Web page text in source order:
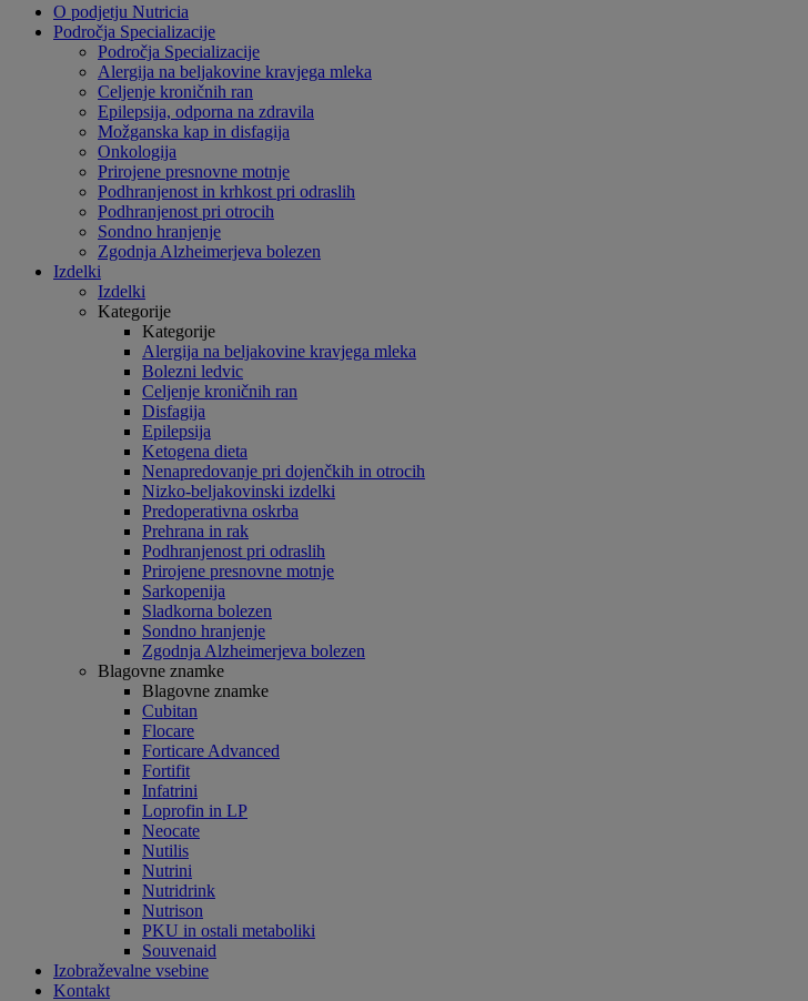
O podjetju Nutricia
Področja Specializacije
Področja Specializacije
Alergija na beljakovine kravjega mleka
Celjenje kroničnih ran
Epilepsija, odporna na zdravila
Možganska kap in disfagija
Onkologija
Prirojene presnovne motnje
Podhranjenost in krhkost pri odraslih
Podhranjenost pri otrocih
Sondno hranjenje
Zgodnja Alzheimerjeva bolezen
Izdelki
Izdelki
Kategorije
Kategorije
Alergija na beljakovine kravjega mleka
Bolezni ledvic
Celjenje kroničnih ran
Disfagija
Epilepsija
Ketogena dieta
Nenapredovanje pri dojenčkih in otrocih
Nizko-beljakovinski izdelki
Predoperativna oskrba
Prehrana in rak
Podhranjenost pri odraslih
Prirojene presnovne motnje
Sarkopenija
Sladkorna bolezen
Sondno hranjenje
Zgodnja Alzheimerjeva bolezen
Blagovne znamke
Blagovne znamke
Cubitan
Flocare
Forticare Advanced
Fortifit
Infatrini
Loprofin in LP
Neocate
Nutilis
Nutrini
Nutridrink
Nutrison
PKU in ostali metaboliki
Souvenaid
Izobraževalne vsebine
Kontakt